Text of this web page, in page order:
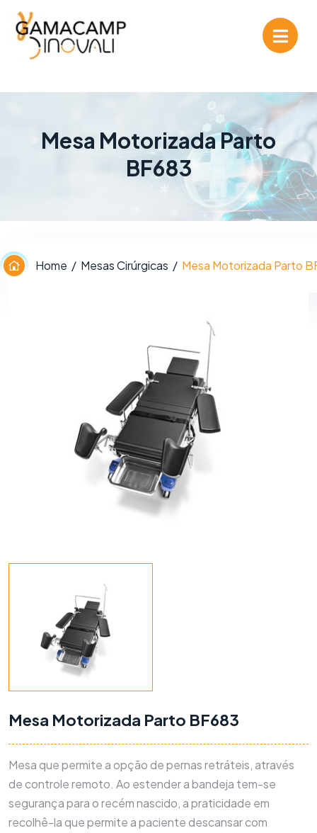
Mesa Motorizada Parto
BF683
Home Mesas Cirúrgicas Mesa Motorizada Parto
Mesa Motorizada Parto BF683
Mesa que permite a opção de pernas retráteis, através
de controle remoto. Ao estender a bandeja tem-se
segurança para o recém nascido, a praticidade em
recolhê-la que permite a paciente descansar com